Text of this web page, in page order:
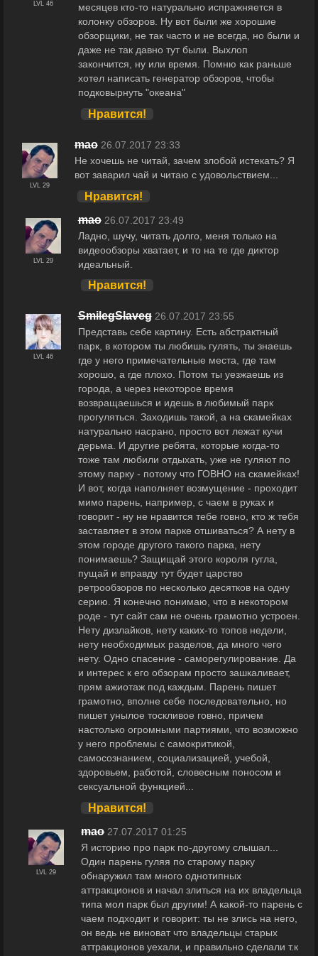
LVL 46
месяцев кто-то натурально испражняется в
колонку обзоров. Ну вот были же хорошие
обзорщики, не так часто и не всегда, но были и
даже не так давно тут были. Выхлоп
закончится, ну или время. Помню как раньше
хотел написать генератор обзоров, чтобы
подковырнуть "океана"
Нравится!
LVL 29
maо 26.07.2017 23:33
Не хочешь не читай, зачем злобой истекать? Я
вот заварил чай и читаю с удовольствием...
Нравится!
LVL 29
maо 26.07.2017 23:49
Ладно, шучу, читать долго, меня только на
видеообзоры хватает, и то на те где диктор
идеальный.
Нравится!
LVL 46
SmilegSlaveg 26.07.2017 23:55
Представь себе картину. Есть абстрактный
парк, в котором ты любишь гулять, ты знаешь
где у него примечательные места, где там
хорошо, а где плохо. Потом ты уезжаешь из
города, а через некоторое время
возвращаешься и идешь в любимый парк
прогуляться. Заходишь такой, а на скамейках
натурально насрано, просто вот лежат кучи
дерьма. И другие ребята, которые когда-то
тоже там любили отдыхать, уже не гуляют по
этому парку - потому что ГОВНО на скамейках!
И вот, когда наполняет возмущение - проходит
мимо парень, например, с чаем в руках и
говорит - ну не нравится тебе говно, кто ж тебя
заставляет в этом парке отшиваться? А нету в
этом городе другого такого парка, нету
понимаешь? Защищай этого короля гугла,
пущай и вправду тут будет царство
ретрообзоров по несколько десятков на одну
серию. Я конечно понимаю, что в некотором
роде - тут сайт сам не очень грамотно устроен.
Нету дизлайков, нету каких-то топов недели,
нету необходимых разделов, да много чего
нету. Одно спасение - саморегулирование. Да
и интерес к его обзорам просто зашкаливает,
прям ажиотаж под каждым. Парень пишет
грамотно, вполне себе последовательно, но
пишет унылое тоскливое говно, причем
настолько огромными партиями, что возможно
у него проблемы с самокритикой,
самосознанием, социализацией, учебой,
здоровьем, работой, словесным поносом и
сексуальной функцией...
Нравится!
LVL 29
maо 27.07.2017 01:25
Я историю про парк по-другому слышал...
Один парень гуляя по старому парку
обнаружил там много однотипных
аттракционов и начал злиться на их владельца
типа мол парк был другим! А какой-то парень с
чаем подходит и говорит: ты не злись на него,
он ведь не виноват что владельцы старых
аттракционов уехали, и правильно сделали т.к